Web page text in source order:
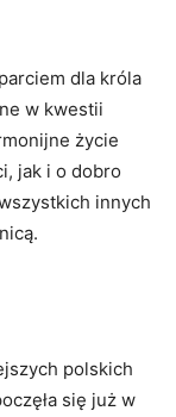
dla króla
w kwestii
życie⁣
jak i o dobro
innych
polskich​
się już w